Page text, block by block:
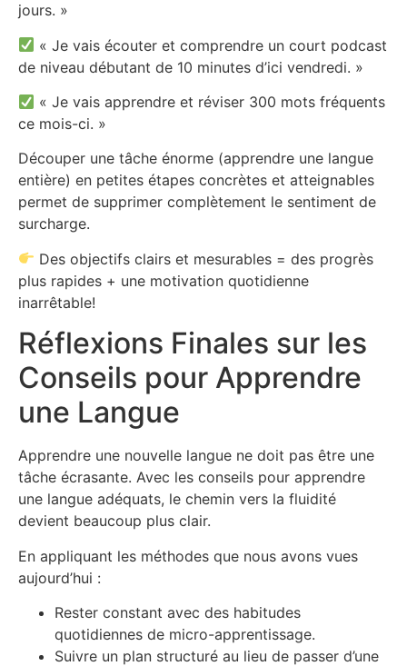
jours. »
« Je vais écouter et comprendre un court podcast
de niveau débutant de 10 minutes d’ici vendredi. »
« Je vais apprendre et réviser 300 mots fréquents
ce mois-ci. »
Découper une tâche énorme (apprendre une langue
entière) en petites étapes concrètes et atteignables
permet de supprimer complètement le sentiment de
surcharge.
Des objectifs clairs et mesurables = des progrès
plus rapides + une motivation quotidienne
inarrêtable!
Réflexions Finales sur les
Conseils pour Apprendre
une Langue
Apprendre une nouvelle langue ne doit pas être une
tâche écrasante. Avec les conseils pour apprendre
une langue adéquats, le chemin vers la fluidité
devient beaucoup plus clair.
En appliquant les méthodes que nous avons vues
aujourd’hui :
Rester constant avec des habitudes
quotidiennes de micro-apprentissage.
Suivre un plan structuré au lieu de passer d’une